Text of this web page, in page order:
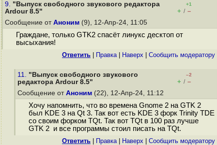
9. "Выпуск свободного звукового редактора
Ardour 8.5"
+1
+ / –
Сообщение от Аноним (9), 12-Апр-24, 11:05
Граждане, только GTK2 спасёт линукс десктоп от
высыхания!
Ответить Правка| Наверх Cообщить модератору
11. "Выпуск свободного звукового
редактора Ardour 8.5"
–2
+ / –
Сообщение от Аноним (22), 12-Апр-24, 11:12
Хочу напомнить, что во времена Gnome 2 на GTK 2
был KDE 3 на Qt 3. Так вот есть KDE 3 форк Trinity TDE
со своим форком TQt. Так вот TQt в 100 раз лучше
GTK 2 и все программы стоил писать на TQt.
Ответить Правка| Наверх Cообщить модератору